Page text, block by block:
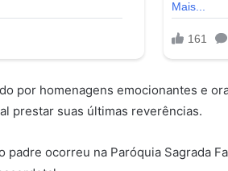
por homenagens emocionantes e
prestar suas últimas reverências.
padre ocorreu na Paróquia Sagrada